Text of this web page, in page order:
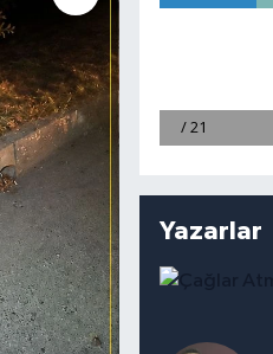
Yazarlar